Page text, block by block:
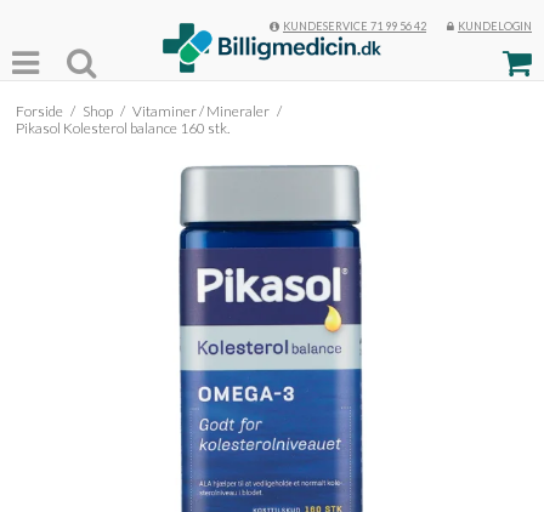
KUNDESERVICE 71 99 56 42 KUNDELOGIN
Forside / Shop / Vitaminer / Mineraler /
Pikasol Kolesterol balance 160 stk.